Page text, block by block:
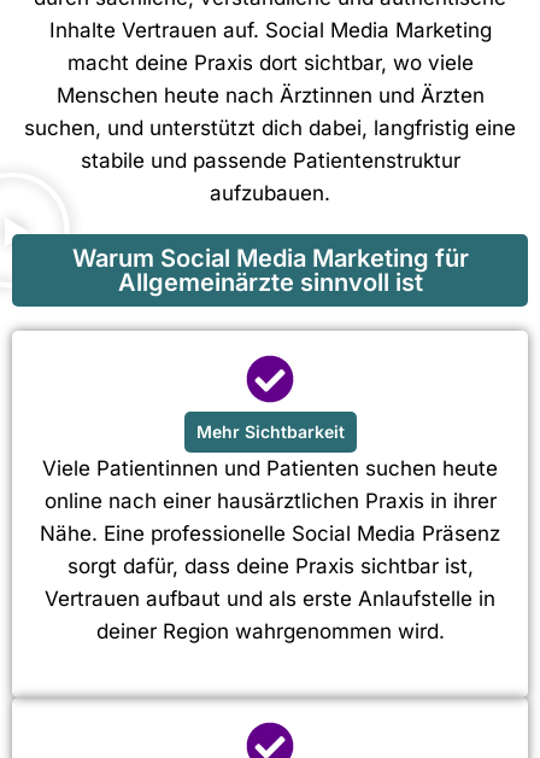
Inhalte Vertrauen auf. Social Media Marketing
macht deine Praxis dort sichtbar, wo viele
Menschen heute nach Ärztinnen und Ärzten
suchen, und unterstützt dich dabei, langfristig eine
stabile und passende Patientenstruktur
aufzubauen.
Warum Social Media Marketing für
Allgemeinärzte sinnvoll ist
Mehr Sichtbarkeit
Viele Patientinnen und Patienten suchen heute
online nach einer hausärztlichen Praxis in ihrer
Nähe. Eine professionelle Social Media Präsenz
sorgt dafür, dass deine Praxis sichtbar ist,
Vertrauen aufbaut und als erste Anlaufstelle in
deiner Region wahrgenommen wird.